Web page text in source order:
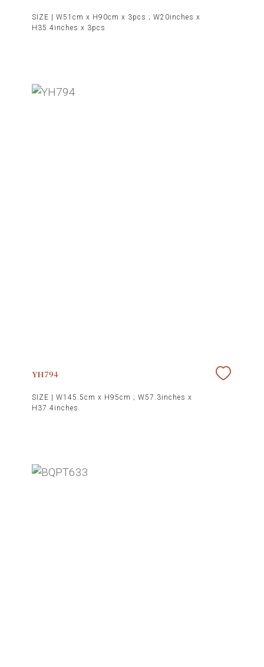
SIZE | W51cm x H90cm x 3pcs ; W20inches x
H35.4inches x 3pcs
YH794
SIZE | W145.5cm x H95cm ; W57.3inches x
H37.4inches